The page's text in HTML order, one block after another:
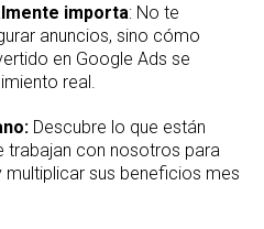
importa: No te
anuncios, sino cómo
en Google Ads se
real.
Descubre lo que están
trabajan con nosotros para
sus beneficios mes